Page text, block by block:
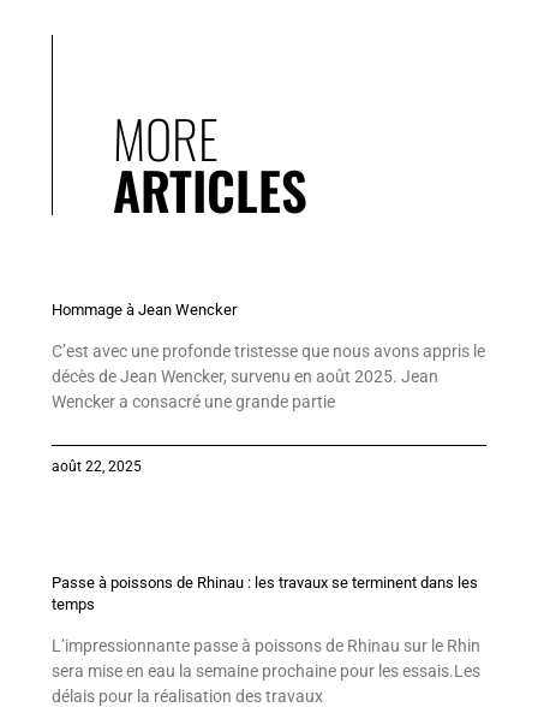
MORE
ARTICLES
Hommage à Jean Wencker
C’est avec une profonde tristesse que nous avons appris le
décès de Jean Wencker, survenu en août 2025. Jean
Wencker a consacré une grande partie
août 22, 2025
Passe à poissons de Rhinau : les travaux se terminent dans les
temps
L’impressionnante passe à poissons de Rhinau sur le Rhin
sera mise en eau la semaine prochaine pour les essais.Les
délais pour la réalisation des travaux